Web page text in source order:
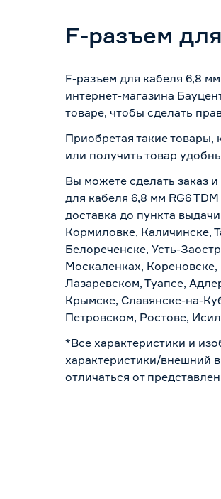
F-разъем
F-разъем для кабеля 6,8
интернет-магазина
товаре, чтобы сделать
Приобретая такие товары,
или получить товар
Вы можете сделать заказ
для кабеля 6,8 мм RG6
доставка до пункта
Кормиловке, Каличинске,
Белореченске, Усть-
Москаленках,
Лазаревском, Туапсе,
Крымске, Славянске-на-
Петровском, Ростове,
*Все характеристики и
характеристики/внешний
отличаться от